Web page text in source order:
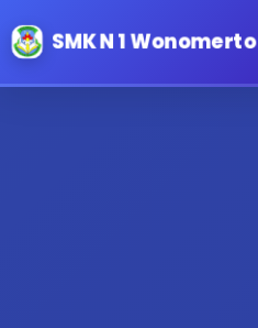
SMK N 1 Wonomerto